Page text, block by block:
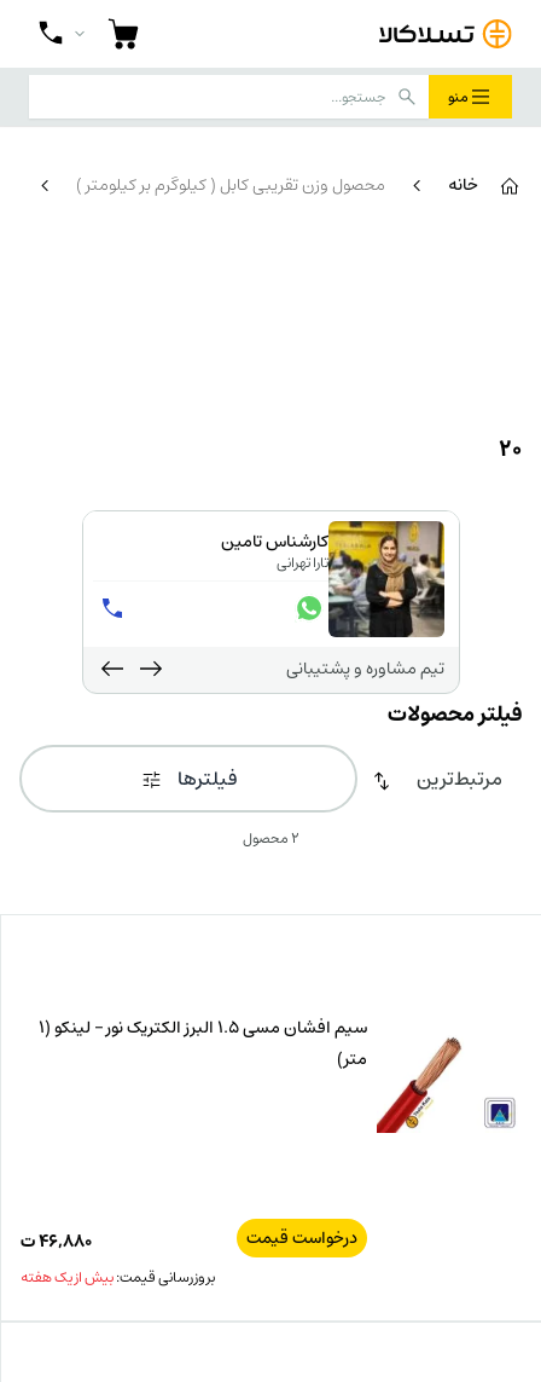
منو
خانه محصول وزن تقریبی کابل ( کیلوگرم بر کیلومتر )
20
2 محصول
فیلترها
سیم افشان مسی 1.5 البرز الکتریک نور – لینکو (1
متر)
درخواست قیمت ۴۶,۸۸۰ت
بروزرسانی قیمت:بیش از یک هفته
کارشناس تامین
تارا تهرانی
تیم مشاوره و پشتیبانی